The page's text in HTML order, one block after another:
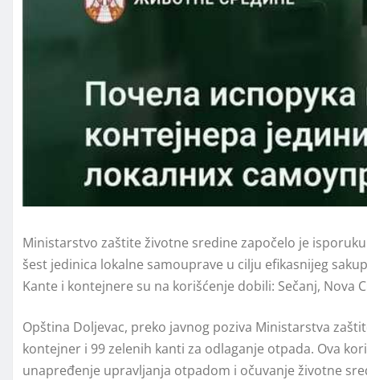
Ministarstvo zaštite životne sredine započelo je
šest jedinica lokalne samouprave u cilju efikasnijeg
Kante i kontejnere su na korišćenje dobili: Sečanj, Nova
Opština Doljevac, preko javnog poziva Ministarstva
kontejner i 99 zelenih kanti za odlaganje otpada. Ova
unapređenje upravljanja otpadom i očuvanje životne